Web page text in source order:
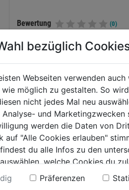
Bewertung (0)
WEITERE PRODUKTE
bezüglich
Webseiten verwenden
wie möglich zu gestalten. So
nicht jedes Mal neu
Analyse- und
werden die Daten von
auf "Alle Cookies erlauben"
du alle Infos zu den
welche Cookies du
findest du in unserer
Präferenzen